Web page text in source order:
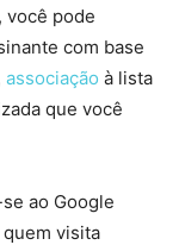
você pode
com base
associação à lista
que você
ao Google
quem visita